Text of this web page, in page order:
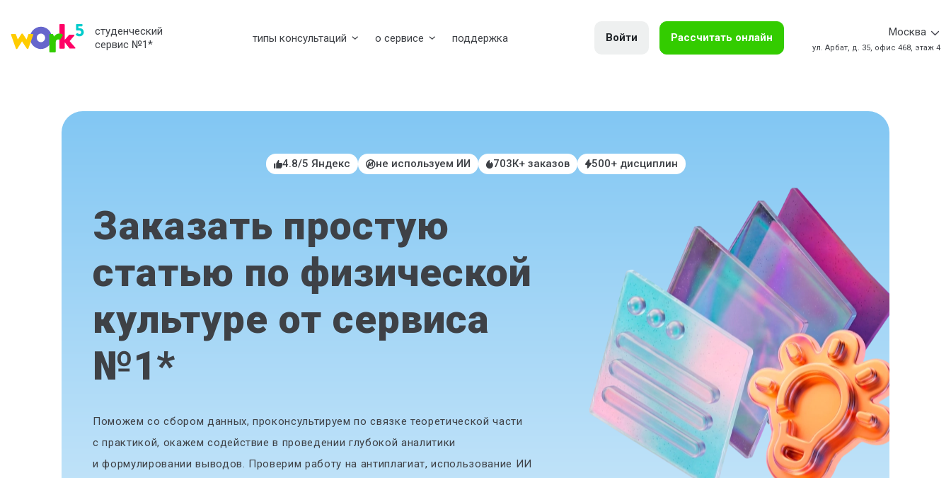
студенческий
сервис №1* типы консультаций о сервисе поддержка Войти Рассчитать онлайн Москва
ул. Арбат, д. 35, офис 468, этаж 4
4.8/5 Яндекс не используем ИИ 703К+ заказов 500+ дисциплин
Заказать простую
статью по физической
культуре от сервиса
№1*
Поможем со сбором данных, проконсультируем по связке теоретической части
с практикой, окажем содействие в проведении глубокой аналитики
и формулировании выводов. Проверим работу на антиплагиат, использование ИИ